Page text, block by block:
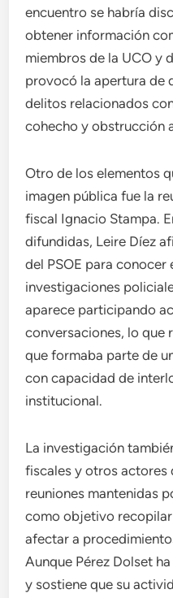
encuentro se habría
obtener información
miembros de la UCO y
provocó la apertura de
delitos relacionados
cohecho y obstrucción
Otro de los elementos
imagen pública fue la
fiscal Ignacio Stampa.
difundidas, Leire Díez
del PSOE para
investigaciones
aparece participando
conversaciones, lo que
que formaba parte de
con capacidad de
institucional.
La investigación
fiscales y otros actores
reuniones mantenidas
como objetivo
afectar a
Aunque Pérez Dolset
y sostiene que su